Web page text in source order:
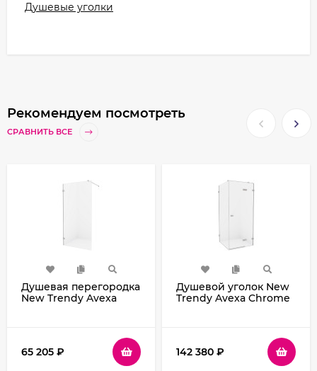
Душевые уголки
Рекомендуем посмотреть
СРАВНИТЬ ВСЕ
Душевая перегородка
New Trendy Avexa
65 205 ₽
Душевой уголок New
Trendy Avexa Chrome
142 380 ₽